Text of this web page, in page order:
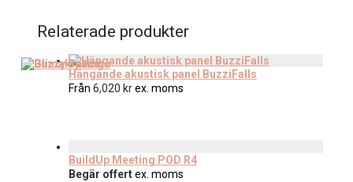
Relaterade produkter
Hängande akustisk panel BuzziFalls
Från 6,020 krex. moms
BuildUp Meeting POD R4
Begär offertex. moms